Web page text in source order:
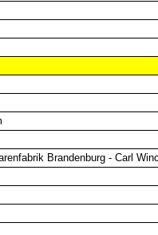
Brandenburg - Carl